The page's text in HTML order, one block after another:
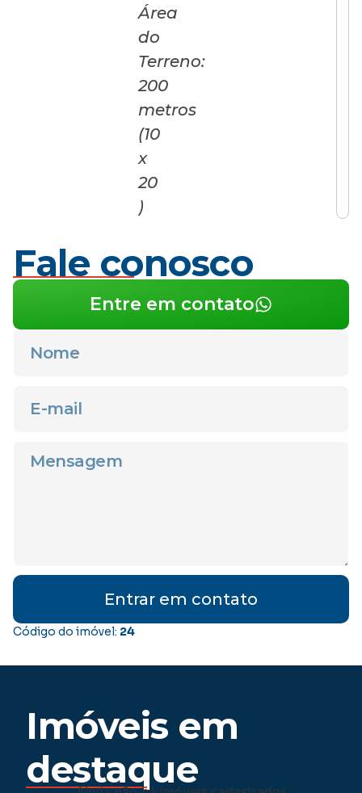
Área
do
Terreno:
200
metros
(10
x
20
)
Fale conosco
Entre em contato
Entrar em contato
Código do imóvel: 24
Imóveis em
destaque